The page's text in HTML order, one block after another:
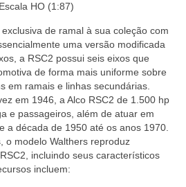
HO (1:87)
de ramal à sua coleção com
uma versão modificada
a RSC2 possui seis eixos que
de forma mais uniforme sobre
em ramais e linhas secundárias.
em 1946, a Alco RSC2 de 1.500 hp
e passageiros, além de atuar em
a década de 1950 até os anos 1970.
o modelo Walthers reproduz
incluindo seus característicos
incluem: